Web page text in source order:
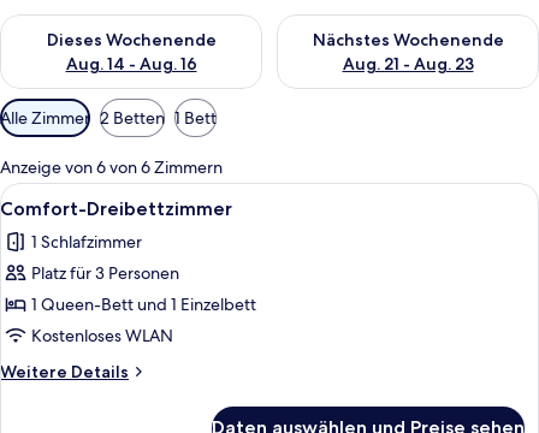
Dieses Wochenende
Aug. 14 - Aug. 16
Überprüfe die Verfügbarkeit für dieses Wochenende, Aug. 14
Nächstes Wochenende
Aug. 21 - Aug. 23
Überprüfe die Verfügbarkeit
Verfügbare
Filter
für
Zimmer
Alle Zimmer 2 Betten 1 Bett
Anzeige von 6 von 6 Zimmern
Alle
Fotos
für
Comfort-
Dreibettzimmer
anzeigen
Ein Schlafzimmer mit einem Bett,
7
Comfort-Dreibettzimmer
1 Schlafzimmer
Platz für 3 Personen
1 Queen-Bett und 1 Einzelbett
Kostenloses WLAN
Weitere Details
Weitere
Daten auswählen und Preise sehen